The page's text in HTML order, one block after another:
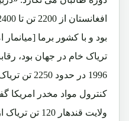
بود و با کشور برما
تریاک خام در جهان بود،
1996 در